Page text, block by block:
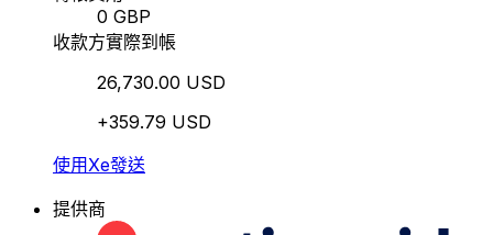
0 GBP
收款方實際到帳
26,730.00 USD
+359.79 USD
使用Xe發送
提供商